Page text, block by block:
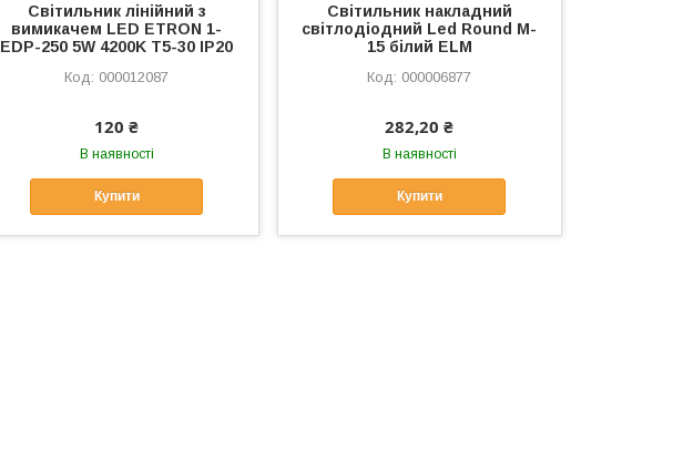
Світильник лінійний з
вимикачем LED ETRON 1-
EDP-250 5W 4200K T5-30 IP20
000012087
120 ₴
В наявності
Купити
Світильник накладний
світлодіодний Led Round M-
15 білий ELM
000006877
282,20 ₴
В наявності
Купити